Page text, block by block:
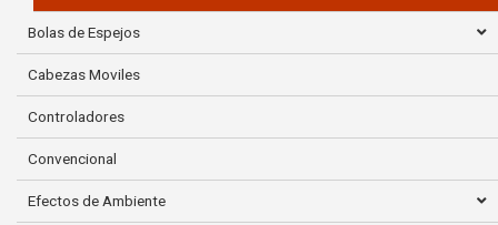
Bolas de Espejos
Cabezas Moviles
Controladores
Convencional
Efectos de Ambiente